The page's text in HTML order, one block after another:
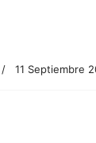
11 Septiembre